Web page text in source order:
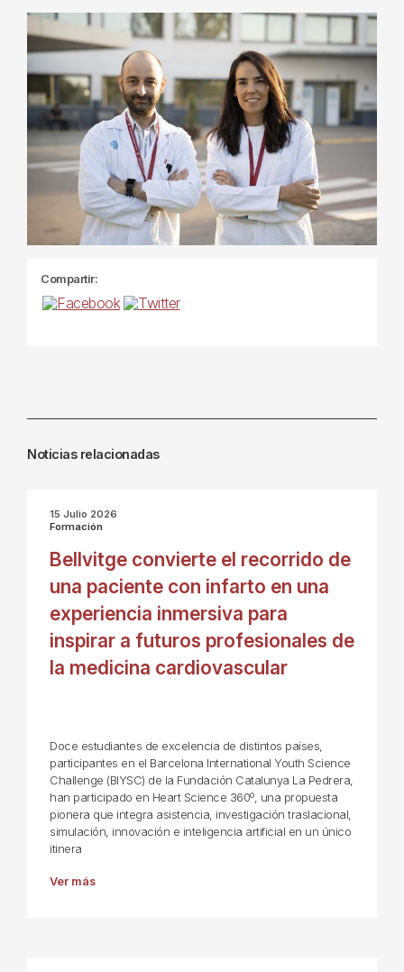
Compartir:
Noticias relacionadas
15 Julio 2026
Formación
Bellvitge convierte el recorrido de
una paciente con infarto en una
experiencia inmersiva para
inspirar a futuros profesionales de
la medicina cardiovascular
Doce estudiantes de excelencia de distintos países,
participantes en el Barcelona International Youth Science
Challenge (BIYSC) de la Fundación Catalunya La Pedrera,
han participado en Heart Science 360º, una propuesta
pionera que integra asistencia, investigación traslacional,
simulación, innovación e inteligencia artificial en un único
itinera
Ver más